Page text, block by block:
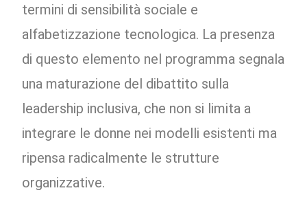
termini di sensibilità sociale e
alfabetizzazione tecnologica. La presenza
di questo elemento nel programma segnala
una maturazione del dibattito sulla
leadership inclusiva, che non si limita a
integrare le donne nei modelli esistenti ma
ripensa radicalmente le strutture
organizzative.